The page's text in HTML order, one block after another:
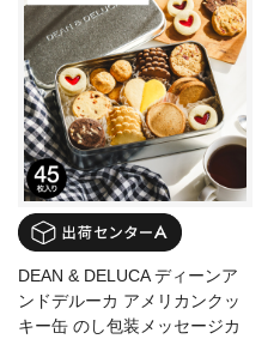
DEAN & DELUCA ディーンア
ンドデルーカ アメリカンクッ
キー缶 のし包装メッセージカ